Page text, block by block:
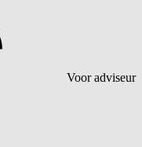
Voor adviseur